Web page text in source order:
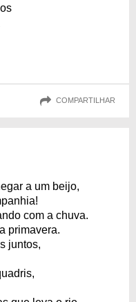
COMPARTILHAR
a um beijo,
com a chuva.
primavera.
juntos,